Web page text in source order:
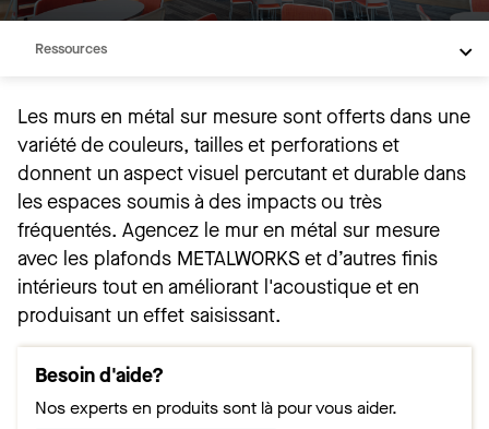
Produits personnalisés
Ressources
Les murs en métal sur mesure sont offerts dans une
variété de couleurs, tailles et perforations et
donnent un aspect visuel percutant et durable dans
les espaces soumis à des impacts ou très
fréquentés. Agencez le mur en métal sur mesure
avec les plafonds METALWORKS et d’autres finis
intérieurs tout en améliorant l'acoustique et en
produisant un effet saisissant.
Besoin d'aide?
Nos experts en produits sont là pour vous aider.